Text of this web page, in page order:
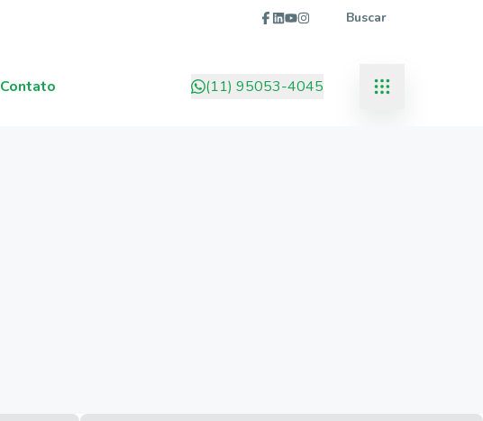
Buscar
Contato (11) 95053-4045